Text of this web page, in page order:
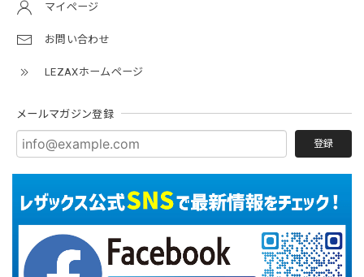
マイページ
お問い合わせ
LEZAXホームページ
メールマガジン登録
登録